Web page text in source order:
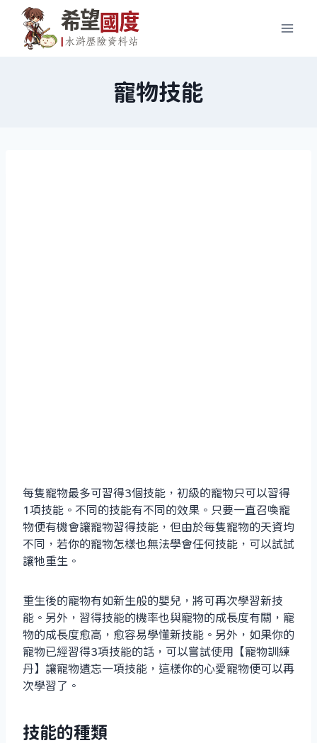
content
寵物技能
每隻寵物最多可習得3個技能，初級的寵物只可以習得
1項技能。不同的技能有不同的效果。只要一直召喚寵
物便有機會讓寵物習得技能，但由於每隻寵物的天資均
不同，若你的寵物怎樣也無法學會任何技能，可以試試
讓牠重生。
重生後的寵物有如新生般的嬰兒，將可再次學習新技
能。另外，習得技能的機率也與寵物的成長度有關，寵
物的成長度愈高，愈容易學懂新技能。另外，如果你的
寵物已經習得3項技能的話，可以嘗試使用【寵物訓練
丹】讓寵物遺忘一項技能，這樣你的心愛寵物便可以再
次學習了。
技能的種類